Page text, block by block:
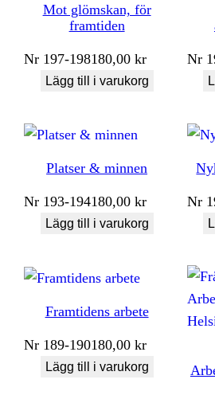
Mot glömskan, för
framtiden
Nr 197-198180,00kr
Lägg till i varukorg
Nr
Platser & minnen
Nr 193-194180,00kr
Lägg till i varukorg
Nr
Framtidens arbete
Nr 189-190180,00kr
Lägg till i varukorg